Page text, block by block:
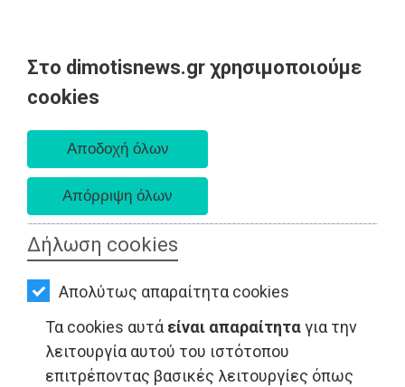
Στο dimotisnews.gr χρησιμοποιούμε
cookies
Δήλωση cookies
Απολύτως απαραίτητα cookies
Τα cookies αυτά είναι απαραίτηταγια την
λειτουργία αυτού του ιστότοπου
επιτρέποντας βασικές λειτουργίες όπως
AΡΧΙΚΗ
ΕΙΔΗΣΕΙΣ
ΠΟΛΙΤΙΚΗ
ΤΟΠΙΚΗ
ΑΥΤΟΔΙΟΙΚΗΣΗ
ΟΙΚΟΝΟΜΙΑ
ΑΘΛΗΤΙΣΜΟΣ
ΠΟΛΙΤΙΣΜΟΣ
LIFESTYLE - Ανατολική Αττική